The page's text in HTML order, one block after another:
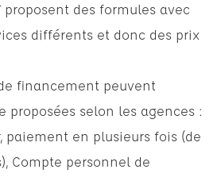
proposent des formules avec
différents et donc des prix
financement peuvent
proposées selon les agences :
paiement en plusieurs fois (de
Compte personnel de